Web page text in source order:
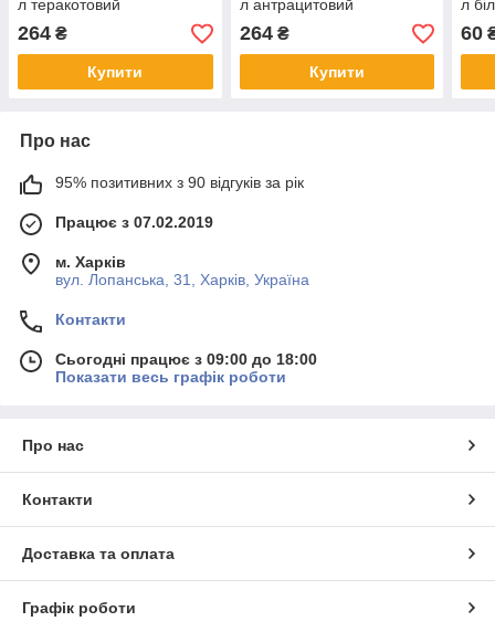
л теракотовий
264 ₴
Купити
л антрацитовий
264₴
Купити
л
60
Про нас
95% позитивних з 90 відгуків за рік
Працює з 07.02.2019
м. Харків
вул. Лопанська, 31, Харків, Україна
Контакти
Сьогодні працює з 09:00 до 18:00
Показати весь графік роботи
Про нас
Контакти
Доставка та оплата
Графік роботи